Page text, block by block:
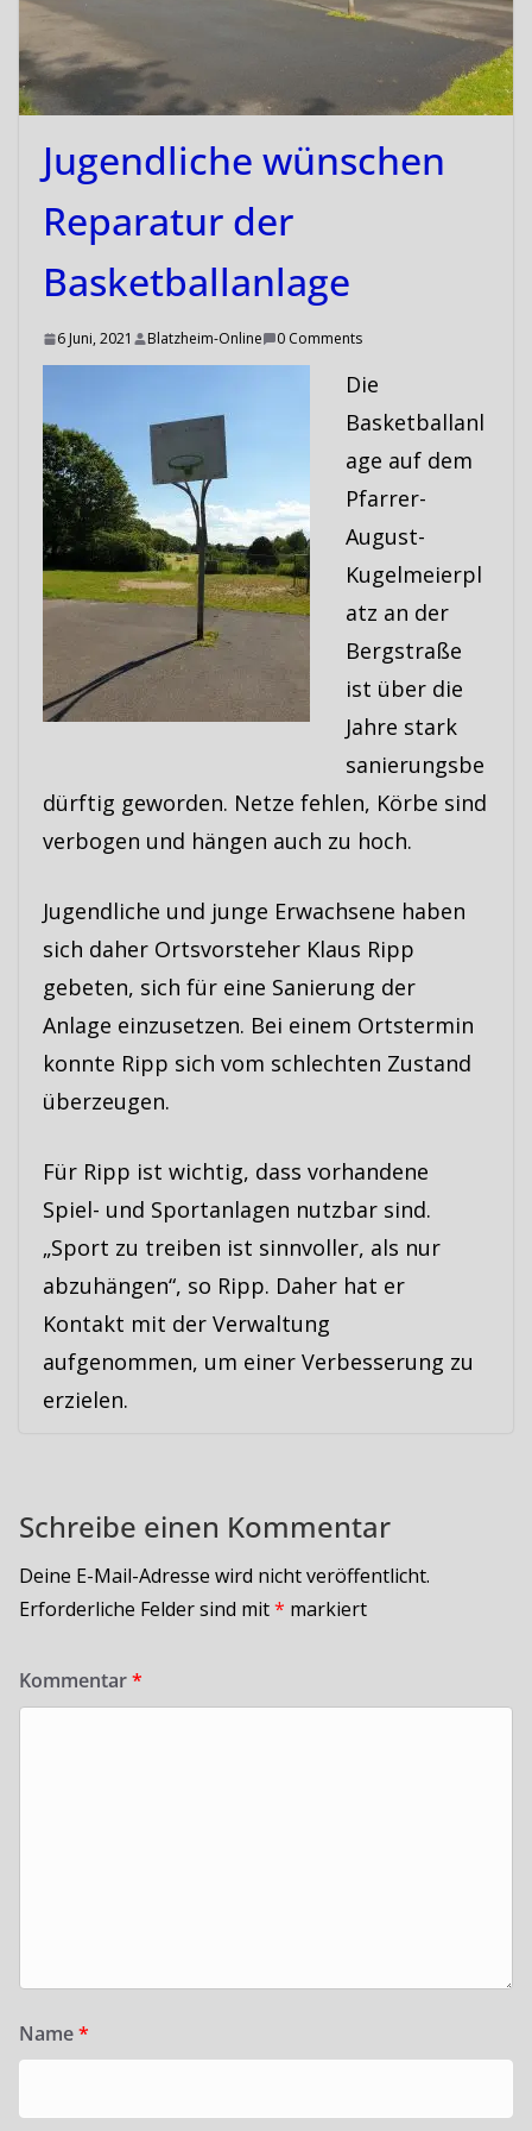
Jugendliche wünschen
Reparatur der
Basketballanlage
6 Juni, 2021 Blatzheim-Online 0 Comments
Die
Basketballanl
age auf dem
Pfarrer-
August-
Kugelmeierpl
atz an der
Bergstraße
ist über die
Jahre stark
sanierungsbe
dürftig geworden. Netze fehlen, Körbe sind
verbogen und hängen auch zu hoch.
Jugendliche und junge Erwachsene haben
sich daher Ortsvorsteher Klaus Ripp
gebeten, sich für eine Sanierung der
Anlage einzusetzen. Bei einem Ortstermin
konnte Ripp sich vom schlechten Zustand
überzeugen.
Für Ripp ist wichtig, dass vorhandene
Spiel- und Sportanlagen nutzbar sind.
„Sport zu treiben ist sinnvoller, als nur
abzuhängen“, so Ripp. Daher hat er
Kontakt mit der Verwaltung
aufgenommen, um einer Verbesserung zu
erzielen.
Schreibe einen Kommentar
Deine E-Mail-Adresse wird nicht veröffentlicht.
Erforderliche Felder sind mit* markiert
Kommentar*
Name*